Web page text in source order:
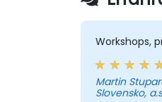
Workshops,
Martin Stuparek -
Slovensko,